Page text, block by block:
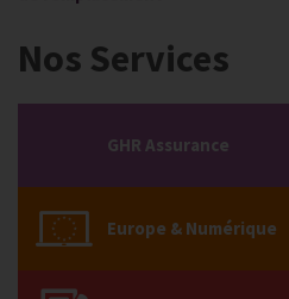
Nos Services
GHR Assurance
Europe & Numérique